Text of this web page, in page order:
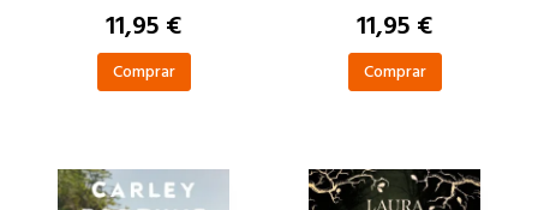
11,95 €
Comprar
11,95 €
Comprar